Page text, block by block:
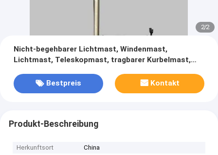
2/2
Nicht-begehbarer Lichtmast, Windenmast,
Lichtmast, Teleskopmast, tragbarer Kurbelmast,
Bestpreis
Kontakt
Produkt-Beschreibung
Herkunftsort
China